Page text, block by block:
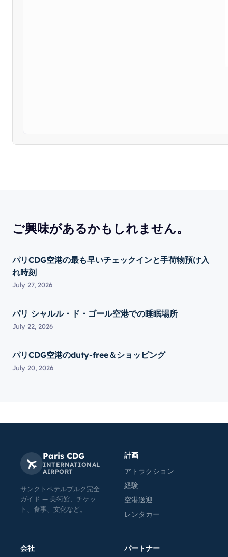
ご興味があるかもしれません。
パリCDG空港の最も早いチェックインと手荷物預け入
れ時刻
July 27, 2026
パリ シャルル・ド・ゴール空港での睡眠場所
July 22, 2026
パリCDG空港のduty-free＆ショッピング
July 20, 2026
Paris CDG
INTERNATIONAL
AIRPORT
サンクトペテルブルク完全
ガイド — 美術館、チケッ
ト、食事、文化など。
計画
アトラクション
経験
空港送迎
レンタカー
会社
パートナー